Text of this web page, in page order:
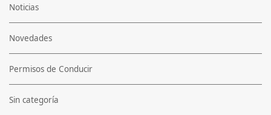
Noticias
Novedades
Permisos de Conducir
Sin categoría